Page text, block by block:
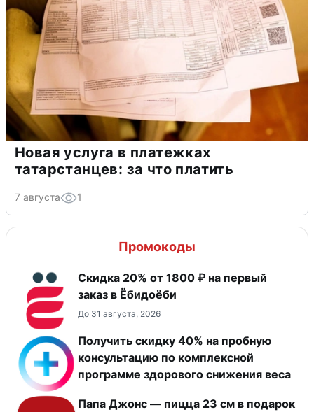
Новая услуга в платежках
татарстанцев: за что платить
7 августа 1
Промокоды
Скидка 20% от 1800 ₽ на первый
заказ в Ёбидоёби
До 31 августа, 2026
Получить скидку 40% на пробную
консультацию по комплексной
программе здорового снижения веса
Папа Джонс — пицца 23 см в подарок